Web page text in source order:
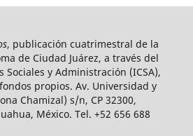
, publicación cuatrimestral de la
de Ciudad Juárez, a través del
Sociales y Administración (ICSA),
propios. Av. Universidad y
Chamizal) s/n, CP 32300,
México. Tel. +52 656 688